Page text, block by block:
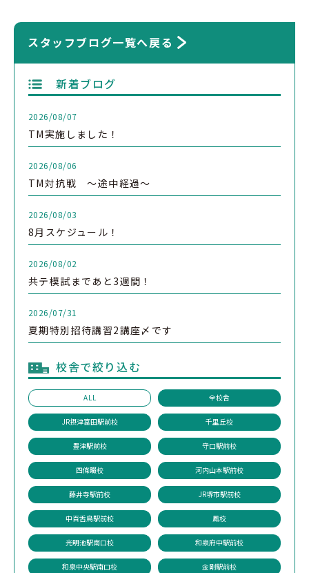
スタッフブログ一覧へ戻る
新着ブログ
2026/08/07
TM実施しました！
2026/08/06
TM対抗戦 ～途中経過～
2026/08/03
8月スケジュール！
2026/08/02
共テ模試まであと3週間！
2026/07/31
夏期特別招待講習2講座〆です
校舎で絞り込む
ALL 全校舎
JR摂津富田駅前校 千里丘校
豊津駅前校 守口駅前校
四條畷校 河内山本駅前校
藤井寺駅前校 JR堺市駅前校
中百舌鳥駅前校 鳳校
光明池駅南口校 和泉府中駅前校
和泉中央駅南口校 金剛駅前校